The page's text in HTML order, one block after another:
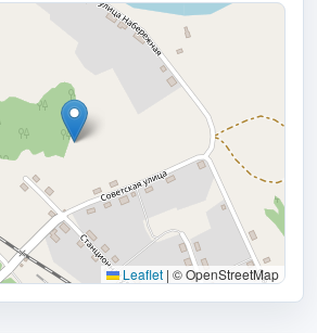
Leaflet | © OpenStreetMap